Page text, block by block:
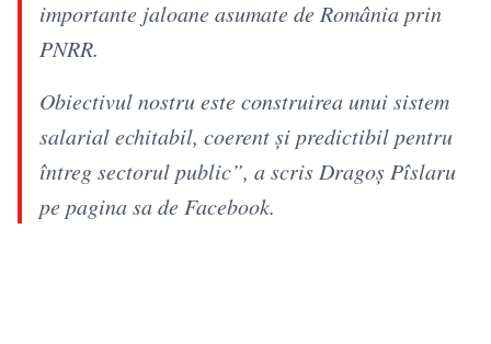
importante jaloane asumate de România prin
PNRR.
Obiectivul nostru este construirea unui sistem
salarial echitabil, coerent și predictibil pentru
întreg sectorul public”, a scris Dragoș Pîslaru
pe pagina sa de Facebook.